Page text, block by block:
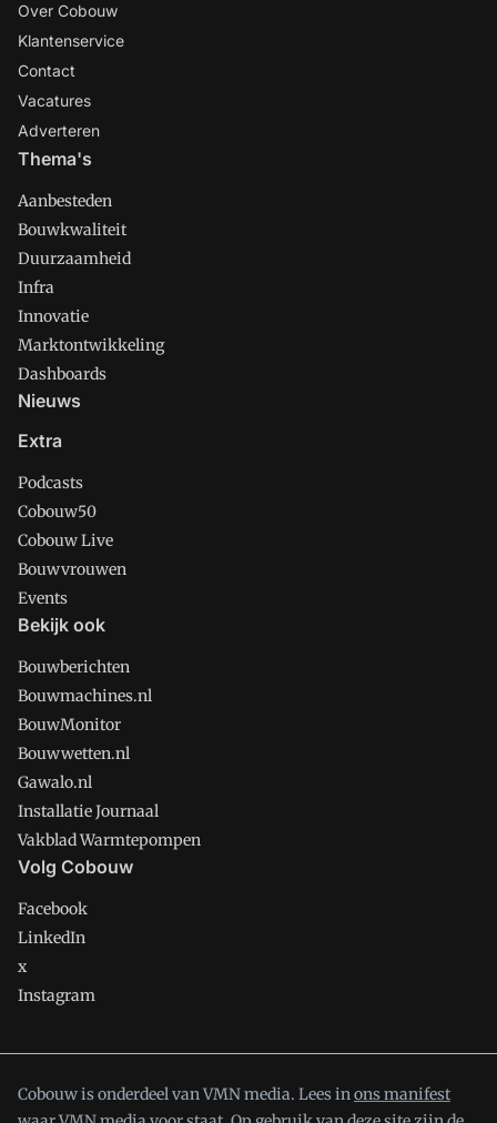
Over Cobouw
Klantenservice
Contact
Vacatures
Adverteren
Thema's
Aanbesteden
Bouwkwaliteit
Duurzaamheid
Infra
Innovatie
Marktontwikkeling
Dashboards
Nieuws
Extra
Podcasts
Cobouw50
Cobouw Live
Bouwvrouwen
Events
Bekijk ook
Bouwberichten
Bouwmachines.nl
BouwMonitor
Bouwwetten.nl
Gawalo.nl
Installatie Journaal
Vakblad Warmtepompen
Volg Cobouw
Facebook
LinkedIn
x
Instagram
Cobouw is onderdeel van VMN media. Lees inons manifest